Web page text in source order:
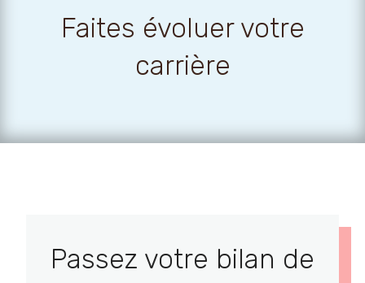
Faites évoluer votre
carrière
Passez votre bilan de